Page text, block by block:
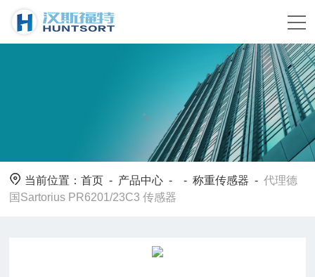
当前位置：首页 - 产品中心 - -称重传感器 -代理德
国Sartorius PR6201/23C3 传感器